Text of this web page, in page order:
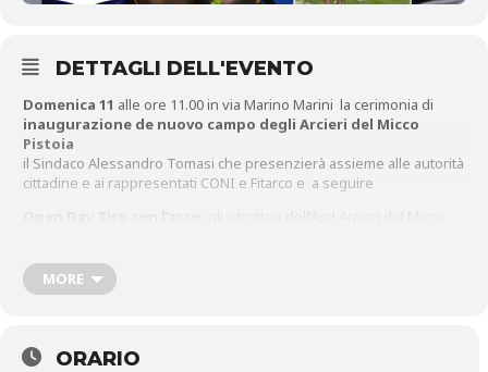
DETTAGLI DELL'EVENTO
Domenica 11 alle ore 11.00 in via Marino Marini la cerimonia di
inaugurazione de nuovo campo degli Arcieri del Micco
Pistoia
il Sindaco Alessandro Tomasi che presenzierà assieme alle autorità
cittadine e ai rappresentati CONI e Fitarco e a seguire
Ambientazione Storica a cura di Associazione
MORE
ORARIO